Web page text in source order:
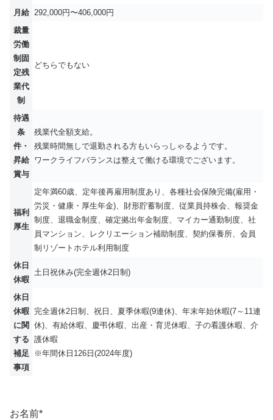
月給
292,000円〜406,000円
裁量
労働
制固
定残
業代
制
どちらでもない
待遇
条
件・
昇給
賞与
残業代全額支給。
残業時間無しで退勤される方もいらっしゃるようです。
ワークライフバランスは整えて働ける環境でございます。
福利
厚生
定年満60歳、定年後再雇用制度あり、各種社会保険完備(雇用・
労災・健康・厚生年金)、財形貯蓄制度、従業員持株会、報奨金
制度、退職金制度、確定拠出年金制度、マイカー通勤制度、社
員マンション、レクリエーション補助制度、契約保養所、会員
制リゾートホテル利用制度
休日
休暇
土日祝休み(完全週休2日制)
休日
休暇
に関
する
補足
事項
完全週休2日制、祝日、夏季休暇(9連休)、年末年始休暇(7～11連
休)、有給休暇、慶弔休暇、出産・育児休暇、子の看護休暇、介
護休暇
※年間休日126日(2024年度)
お名前*